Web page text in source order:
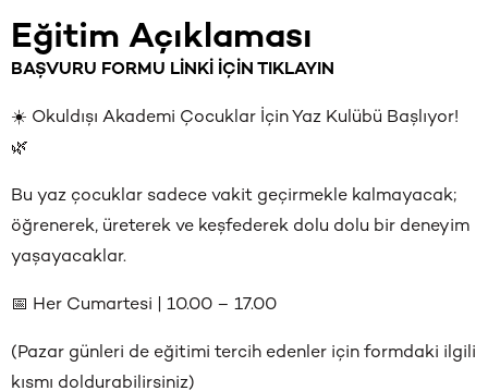
Eğitim Açıklaması
BAŞVURU FORMU LİNKİ İÇİN TIKLAYIN
☀️ Okuldışı Akademi Çocuklar İçin Yaz Kulübü Başlıyor!
🌿
Bu yaz çocuklar sadece vakit geçirmekle kalmayacak;
öğrenerek, üreterek ve keşfederek dolu dolu bir deneyim
yaşayacaklar.
📅 Her Cumartesi | 10.00 – 17.00
(Pazar günleri de eğitimi tercih edenler için formdaki ilgili
kısmı doldurabilirsiniz)